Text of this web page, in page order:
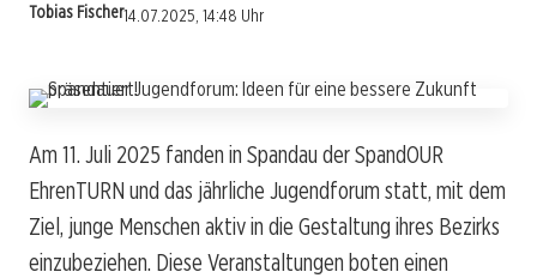
Tobias Fischer14.07.2025, 14:48 Uhr
Am 11. Juli 2025 fanden in Spandau der SpandOUR
EhrenTURN und das jährliche Jugendforum statt, mit dem
Ziel, junge Menschen aktiv in die Gestaltung ihres Bezirks
einzubeziehen. Diese Veranstaltungen boten einen